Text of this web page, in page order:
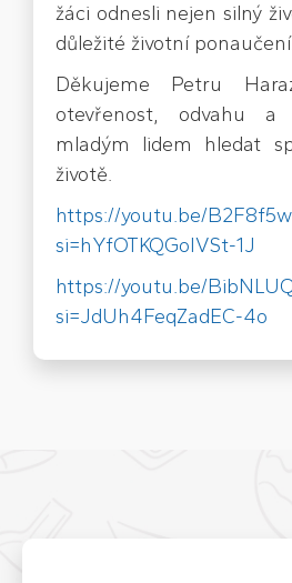
žáci odnesli nejen silný
důležité životní
Děkujeme Petru
otevřenost, odvahu
mladým lidem hledat
životě.
https://youtu.be/
si=hYfOTKQGoIVSt-1J
https://youtu.be/
si=JdUh4FeqZadEC-4o